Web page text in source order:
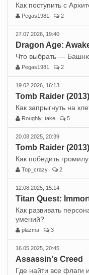
Как поступить с
Pegas1981 2
27.07.2026, 19:40
Dragon Age:
Что выбрать —
Pegas1981 2
19.02.2026, 16:13
Tomb Raider (2013)
Как запрыгнуть на
Roughly_take 5
20.08.2025, 20:39
Tomb Raider (2013)
Как победить
Top_crazy 2
12.08.2025, 15:14
Titan Quest:
Как развивать
умений?
plazma 3
16.05.2025, 20:45
Assassin's Creed
Где найти все флаги